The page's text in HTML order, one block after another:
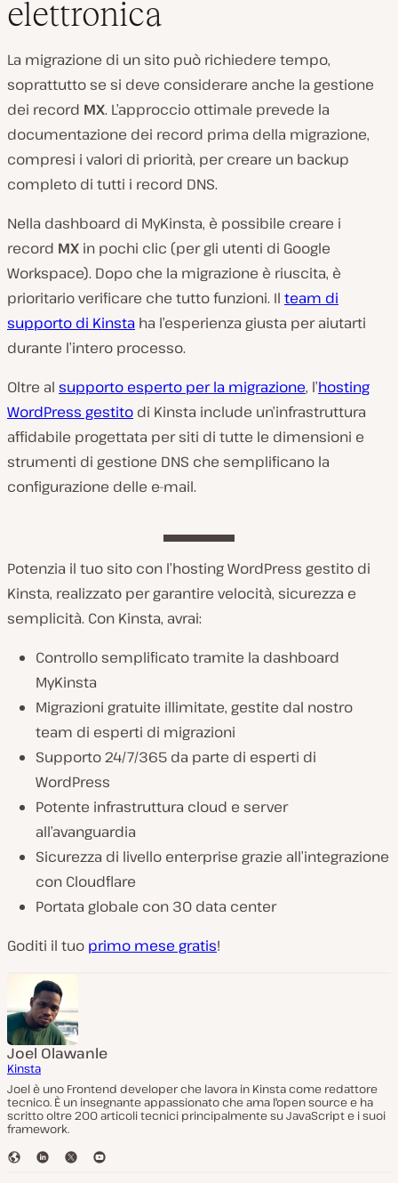
elettronica
La migrazione di un sito può richiedere tempo,
soprattutto se si deve considerare anche la gestione
dei record MX. L’approccio ottimale prevede la
documentazione dei record prima della migrazione,
compresi i valori di priorità, per creare un backup
completo di tutti i record DNS.
Nella dashboard di MyKinsta, è possibile creare i
record MX in pochi clic (per gli utenti di Google
Workspace). Dopo che la migrazione è riuscita, è
prioritario verificare che tutto funzioni. Il team di
supporto di Kinsta ha l’esperienza giusta per aiutarti
durante l’intero processo.
Oltre al supporto esperto per la migrazione, l’hosting
WordPress gestito di Kinsta include un’infrastruttura
affidabile progettata per siti di tutte le dimensioni e
strumenti di gestione DNS che semplificano la
configurazione delle e-mail.
Potenzia il tuo sito con l’hosting WordPress gestito di
Kinsta, realizzato per garantire velocità, sicurezza e
semplicità. Con Kinsta, avrai:
Controllo semplificato tramite la dashboard
MyKinsta
Migrazioni gratuite illimitate, gestite dal nostro
team di esperti di migrazioni
Supporto 24/7/365 da parte di esperti di
WordPress
Potente infrastruttura cloud e server
all’avanguardia
Sicurezza di livello enterprise grazie all’integrazione
con Cloudflare
Portata globale con 30 data center
Goditi il tuo primo mese gratis!
Joel Olawanle
Kinsta
Joel è uno Frontend developer che lavora in Kinsta come redattore
tecnico. È un insegnante appassionato che ama l'open source e ha
scritto oltre 200 articoli tecnici principalmente su JavaScript e i suoi
framework.
S
L
T
Y